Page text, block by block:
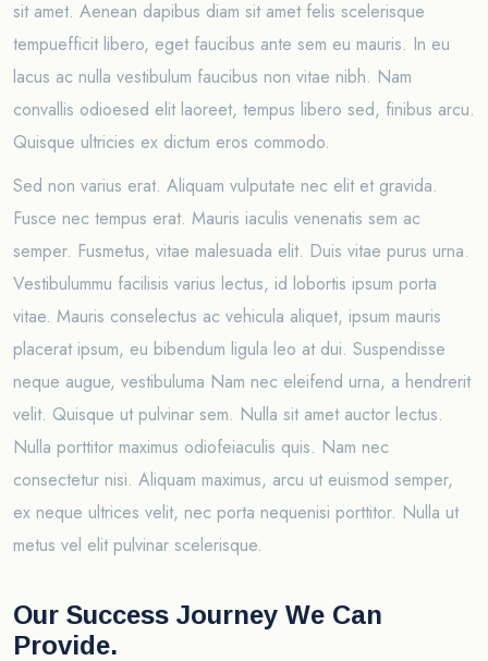
sit amet. Aenean dapibus diam sit amet felis scelerisque
tempuefficit libero, eget faucibus ante sem eu mauris. In eu
lacus ac nulla vestibulum faucibus non vitae nibh. Nam
convallis odioesed elit laoreet, tempus libero sed, finibus arcu.
Quisque ultricies ex dictum eros commodo.
Sed non varius erat. Aliquam vulputate nec elit et gravida.
Fusce nec tempus erat. Mauris iaculis venenatis sem ac
semper. Fusmetus, vitae malesuada elit. Duis vitae purus urna.
Vestibulummu facilisis varius lectus, id lobortis ipsum porta
vitae. Mauris conselectus ac vehicula aliquet, ipsum mauris
placerat ipsum, eu bibendum ligula leo at dui. Suspendisse
neque augue, vestibuluma Nam nec eleifend urna, a hendrerit
velit. Quisque ut pulvinar sem. Nulla sit amet auctor lectus.
Nulla porttitor maximus odiofeiaculis quis. Nam nec
consectetur nisi. Aliquam maximus, arcu ut euismod semper,
ex neque ultrices velit, nec porta nequenisi porttitor. Nulla ut
metus vel elit pulvinar scelerisque.
Our Success Journey We Can
Provide.